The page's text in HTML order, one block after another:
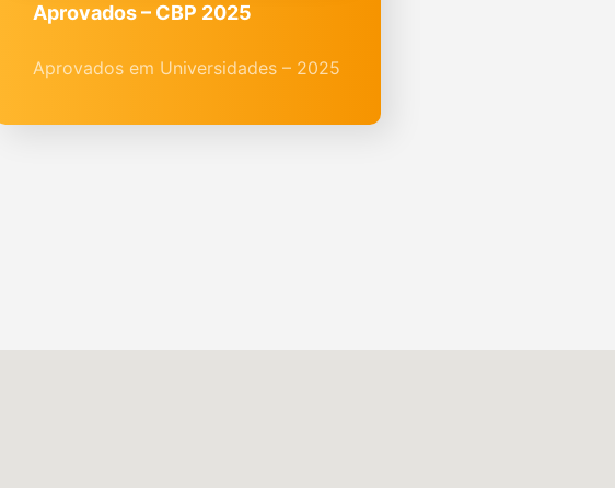
Aprovados – CBP 2025
Aprovados em Universidades – 2025